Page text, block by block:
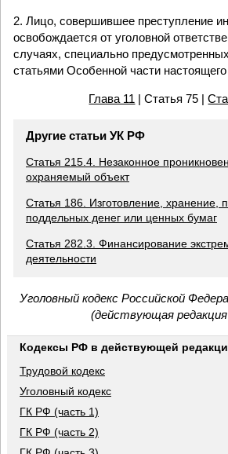
2. Лицо, совершившее преступление
освобождается от уголовной
случаях, специально
статьями Особенной части
Глава 11 | Статья 75 |
Другие статьи УК РФ
Статья 215.4. Незаконное
охраняемый объект
Статья 186. Изготовление, хранение,
поддельных денег или ценных бумаг
Статья 282.3. Финансирование
деятельности
Уголовный кодекс Российской
(действующая редакция
Кодексы РФ в действующей
Трудовой кодекс
Уголовный кодекс
ГК РФ (часть 1)
ГК РФ (часть 2)